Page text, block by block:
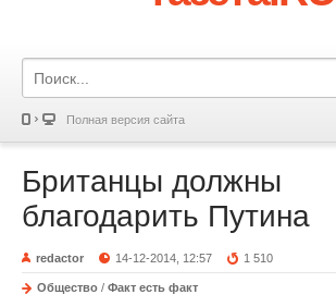
Полная версия сайта
Британцы должны
благодарить Путина
redactor 14-12-2014, 12:57 1 510
Общество / Факт есть факт